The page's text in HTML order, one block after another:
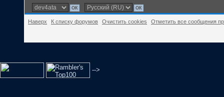
Наверх К списку форумов Очистить cookies Отметить все сообщения
-->